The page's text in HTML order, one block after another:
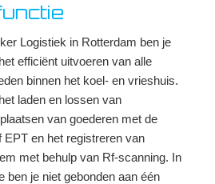
Logistiek in Rotterdam ben je
efficiënt uitvoeren van alle
binnen het koel- en vrieshuis.
laden en lossen van
van goederen met de
en het registreren van
met behulp van Rf-scanning. In
ben je niet gebonden aan één